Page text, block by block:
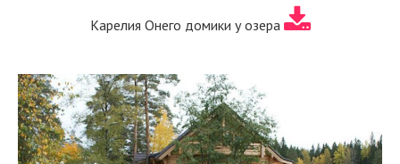
Карелия Онего домики у озера